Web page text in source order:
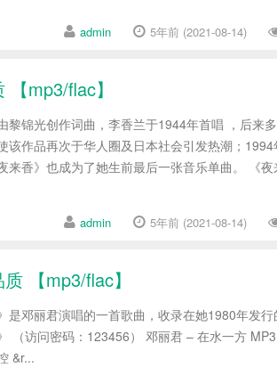
admin 5年前 (2021-08-14)
【mp3/flac】
黎锦光创作词曲，李香兰于1944年首唱 ，后来
该作品再次于华人圈及日本社会引发热潮；
来香》也成为了她生前最后一张音乐单曲。 《
admin 5年前 (2021-08-14)
【mp3/flac】
是邓丽君演唱的一首歌曲，收录在她1980年发
（访问密码：123456） 邓丽君 – 在水一方
&r...